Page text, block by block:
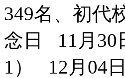
349名、初代
念日 11月30
1） 12月04